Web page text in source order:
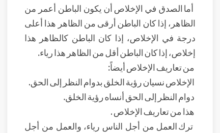
أما الصدق في الإخلاص أن يكون الباطن أعمر من
الظاهر، إذا كان الباطن أرقى من الظاهر هذا أعلى
درجة في الإخلاص، إذا كان الباطن كالظاهر هذا
إخلاص، إذا كان الباطن أقل من الظاهر هذا رياء.
من تعاريف الإخلاص أيضاً:
الإخلاص نسيان رؤية الخلق بدوام النظر إلى الحق.
دوام النظر إلى الحق أنساه رؤية الخلق.
هذا من تعاريف الإخلاص .
ترك العمل من أجل الناس رياء، والعمل من أجل